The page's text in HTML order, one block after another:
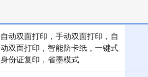
自动双面打印，手动双面打印，自
动双面打印，智能防卡纸，一键式
身份证复印，省墨模式